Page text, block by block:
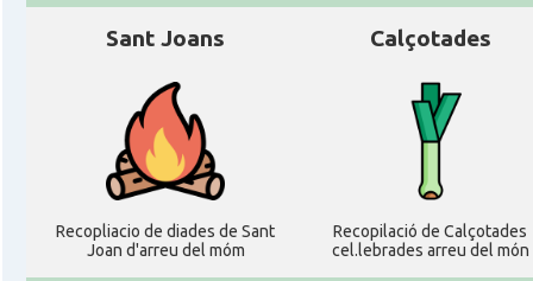
Sant Joans
Recopliacio de diades de Sant
Joan d'arreu del móm
Calçotades
Recopilació de Calçotades
cel.lebrades arreu del món